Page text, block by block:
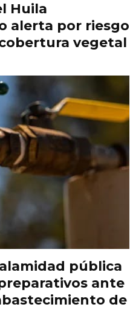
Huila
alerta por riesgo
vegetal
pública
ante
de